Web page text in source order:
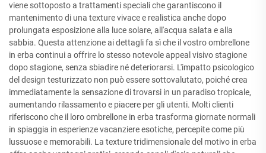
viene sottoposto a trattamenti speciali che garantiscono il
mantenimento di una texture vivace e realistica anche dopo
prolungata esposizione alla luce solare, all'acqua salata e alla
sabbia. Questa attenzione ai dettagli fa sì che il vostro ombrellone
in erba continui a offrire lo stesso notevole appeal visivo stagione
dopo stagione, senza sbiadire né deteriorarsi. L'impatto psicologico
del design testurizzato non può essere sottovalutato, poiché crea
immediatamente la sensazione di trovarsi in un paradiso tropicale,
aumentando rilassamento e piacere per gli utenti. Molti clienti
riferiscono che il loro ombrellone in erba trasforma giornate normali
in spiaggia in esperienze vacanziere esotiche, percepite come più
lussuose e memorabili. La texture tridimensionale del motivo in erba